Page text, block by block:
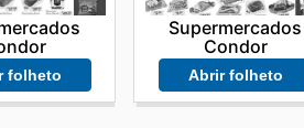
folheto
Supermercados
Condor
Abrir folheto